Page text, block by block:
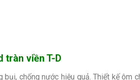
tràn viền T-D
chống nước hiệu quả. Thiết kế ôm